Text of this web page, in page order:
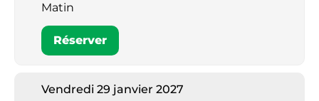
Matin
Réserver
Vendredi 29 janvier 2027